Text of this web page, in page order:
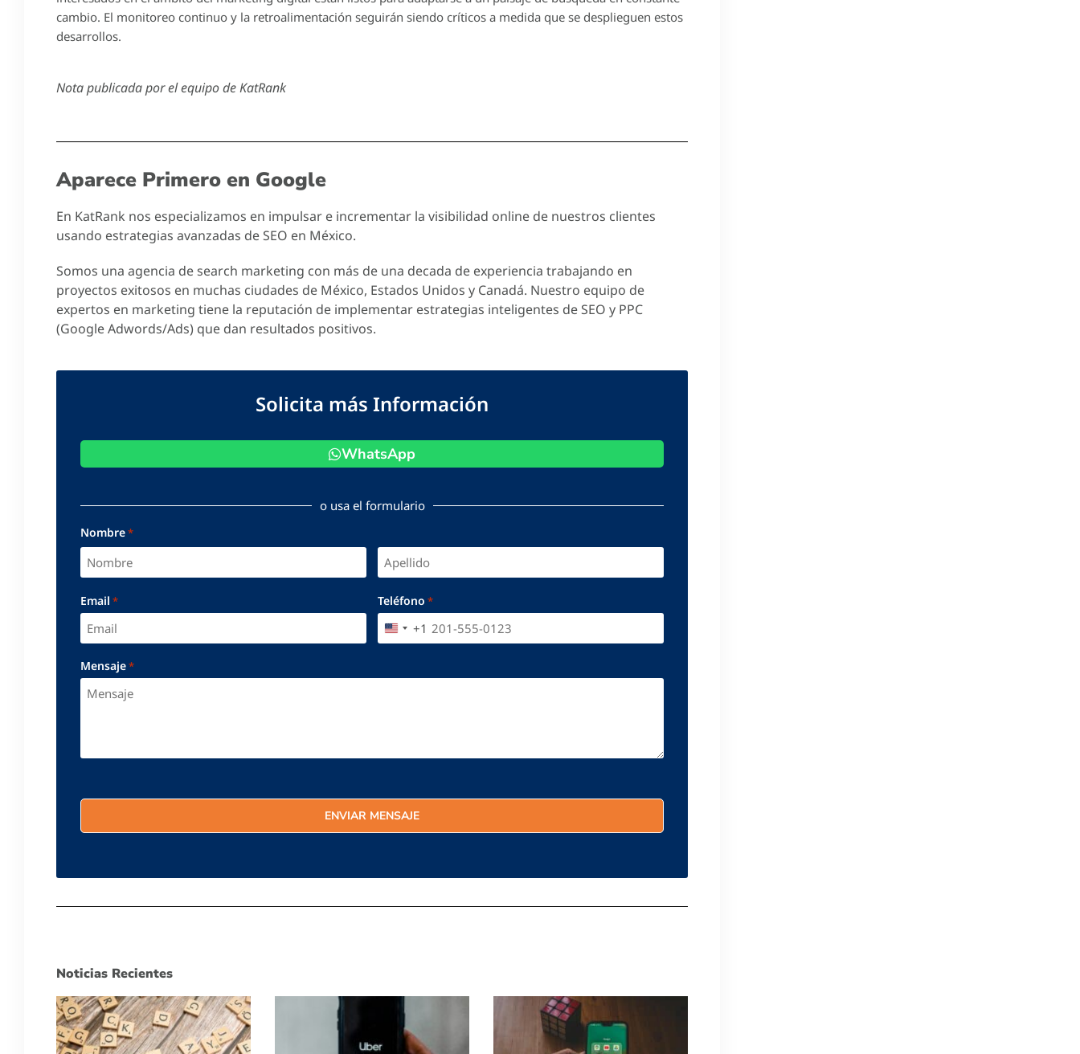
cambio. El monitoreo continuo y la retroalimentación seguirán siendo críticos a medida que se desplieguen estos
desarrollos.
Nota publicada por el equipo de KatRank
Aparece Primero en Google
En KatRank nos especializamos en impulsar e incrementar la visibilidad online de nuestros clientes
usando estrategias avanzadas de SEO en México.
Somos una agencia de search marketing con más de una decada de experiencia trabajando en
proyectos exitosos en muchas ciudades de México, Estados Unidos y Canadá. Nuestro equipo de
expertos en marketing tiene la reputación de implementar estrategias inteligentes de SEO y PPC
(Google Adwords/Ads) que dan resultados positivos.
Solicita más Información
WhatsApp
o usa el formulario
Nombre*
Email * Teléfono *
UNITED STATES +1
+1
Mensaje*
Noticias Recientes